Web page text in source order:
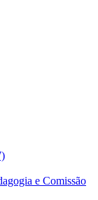
e Comissão